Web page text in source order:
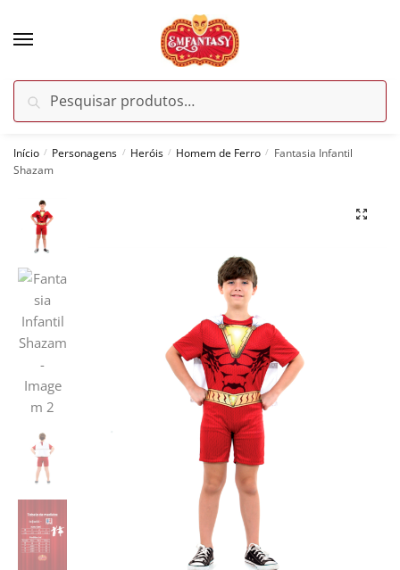
por:
Pesquisar
Início / Personagens / Heróis / Homem de Ferro / Fantasia Infantil
Shazam